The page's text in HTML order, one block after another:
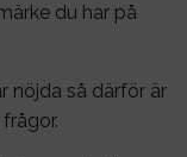
du har på
nöjda så därför är